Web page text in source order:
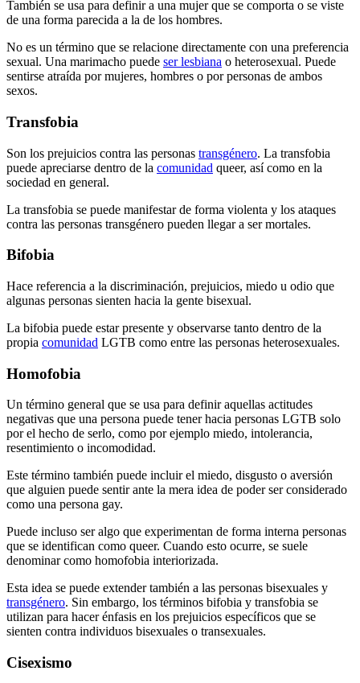
También se usa para definir a una mujer que se comporta o se viste
de una forma parecida a la de los hombres.
No es un término que se relacione directamente con una preferencia
sexual. Una marimacho puede ser lesbiana o heterosexual. Puede
sentirse atraída por mujeres, hombres o por personas de ambos
sexos.
Transfobia
Son los prejuicios contra las personas transgénero. La transfobia
puede apreciarse dentro de la comunidad queer, así como en la
sociedad en general.
La transfobia se puede manifestar de forma violenta y los ataques
contra las personas transgénero pueden llegar a ser mortales.
Bifobia
Hace referencia a la discriminación, prejuicios, miedo u odio que
algunas personas sienten hacia la gente bisexual.
La bifobia puede estar presente y observarse tanto dentro de la
propia comunidad LGTB como entre las personas heterosexuales.
Homofobia
Un término general que se usa para definir aquellas actitudes
negativas que una persona puede tener hacia personas LGTB solo
por el hecho de serlo, como por ejemplo miedo, intolerancia,
resentimiento o incomodidad.
Este término también puede incluir el miedo, disgusto o aversión
que alguien puede sentir ante la mera idea de poder ser considerado
como una persona gay.
Puede incluso ser algo que experimentan de forma interna personas
que se identifican como queer. Cuando esto ocurre, se suele
denominar como homofobia interiorizada.
Esta idea se puede extender también a las personas bisexuales y
transgénero. Sin embargo, los términos bifobia y transfobia se
utilizan para hacer énfasis en los prejuicios específicos que se
sienten contra individuos bisexuales o transexuales.
Cisexismo